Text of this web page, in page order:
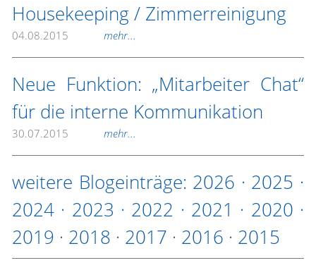
Housekeeping / Zimmerreinigung
04.08.2015 mehr...
Neue Funktion: „Mitarbeiter Chat“
für die interne Kommunikation
30.07.2015 mehr...
weitere Blogeinträge: 2026 · 2025 ·
2024 · 2023 · 2022 · 2021 · 2020 ·
2019 · 2018 · 2017 · 2016 · 2015